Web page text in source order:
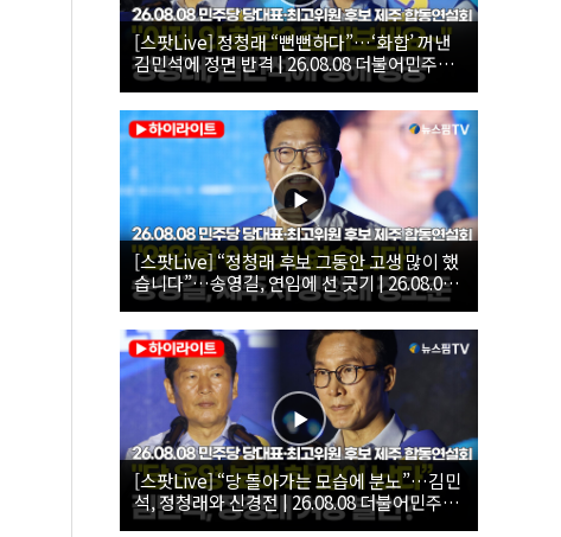
[스팟Live] 정청래 “뻔뻔하다”…‘화합’ 꺼낸
김민석에 정면 반격 | 26.08.08 더불어민주당
당대표·최고위원 후보 제주 합동연설회
[스팟Live] “정청래 후보 그동안 고생 많이 했
습니다”…송영길, 연임에 선 긋기 | 26.08.08
더불어민주당 당대표·최고위원 후보 제주 합
동연설회
[스팟Live] “당 돌아가는 모습에 분노”…김민
석, 정청래와 신경전 | 26.08.08 더불어민주당
당대표·최고위원 후보 제주 합동연설회